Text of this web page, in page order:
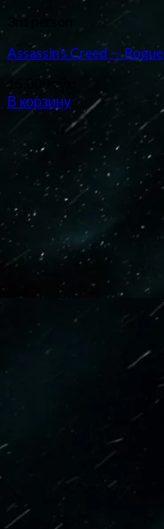
3rd person
Assassin’s Creed — Rogue
15.000
сўм
В корзину